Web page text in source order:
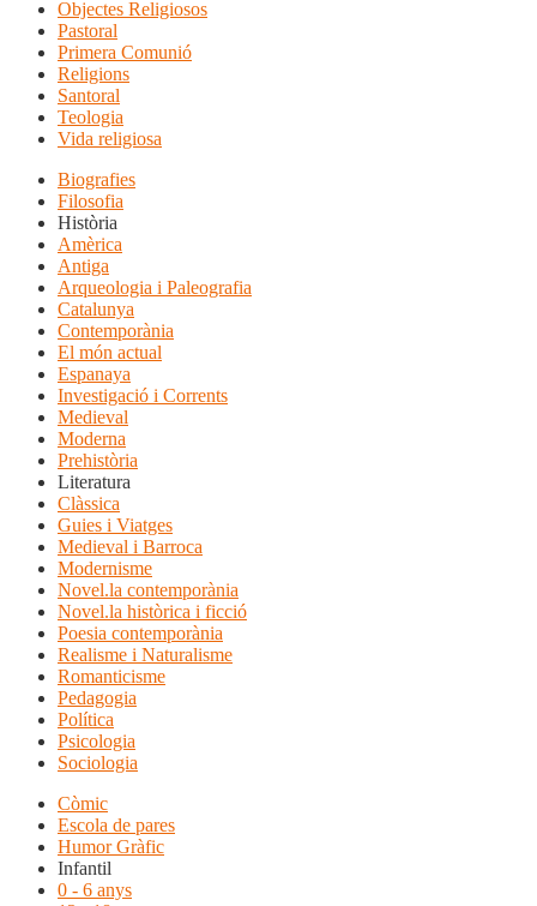
Objectes Religiosos
Pastoral
Primera Comunió
Religions
Santoral
Teologia
Vida religiosa
Biografies
Filosofia
Història
Amèrica
Antiga
Arqueologia i Paleografia
Catalunya
Contemporània
El món actual
Espanaya
Investigació i Corrents
Medieval
Moderna
Prehistòria
Literatura
Clàssica
Guies i Viatges
Medieval i Barroca
Modernisme
Novel.la contemporània
Novel.la històrica i ficció
Poesia contemporània
Realisme i Naturalisme
Romanticisme
Pedagogia
Política
Psicologia
Sociologia
Còmic
Escola de pares
Humor Gràfic
Infantil
0 - 6 anys